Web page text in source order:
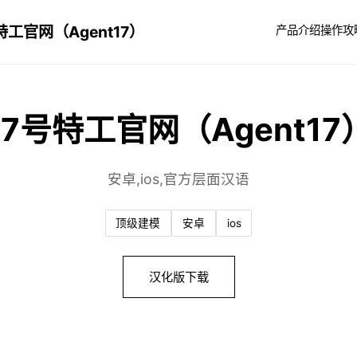
工官网（Agent17） 产品介绍操作攻
号特工官网（Agent17）
安卓,ios,官方层面汉语
顶级建模 安卓 ios
汉化版下载